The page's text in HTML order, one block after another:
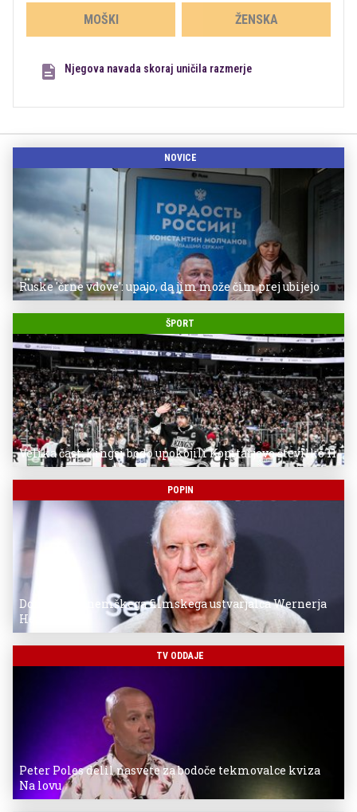
MOŠKI ŽENSKA
Njegova navada skoraj uničila razmerje
NOVICE
Ruske 'črne vdove': upajo, da jim može čim prej ubijejo
ŠPORT
Velika čast: Kingsi bodo upokojili Kopitarjevo številko 11
POPIN
Donostia za nemškega filmskega ustvarjalca Wernerja
Herzoga
TV ODDAJE
Peter Poles delil nasvete za bodoče tekmovalce kviza
Na lovu